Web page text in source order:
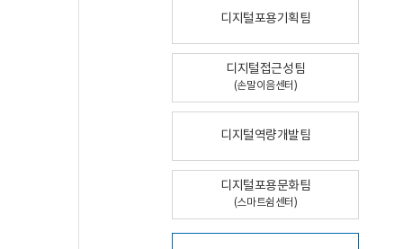
디지털포용기획팀
디지털접근성팀
(손말이음센터)
디지털역량개발팀
디지털포용문화팀
(스마트쉼센터)